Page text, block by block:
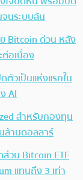
นระบบล้น
Bitcoin ด่วน หลัง
ต่อเนื่อง
ตัวเป็นแห่งแรกใน
AI
สำหรับกองทุน
ล้านดอลลาร์
วน Bitcoin ETF
แทนถึง 3 เท่า